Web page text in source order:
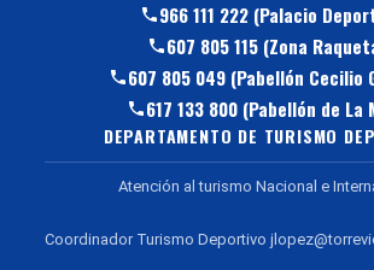
966 111 222 (Palacio
607 805 115 (Zona
607 805 049 (Pabellón Cecilio
617 133 800 (Pabellón de La
DEPARTAMENTO DE TURISMO
Atención al turismo Nacional e
Coordinador Turismo Deportivo